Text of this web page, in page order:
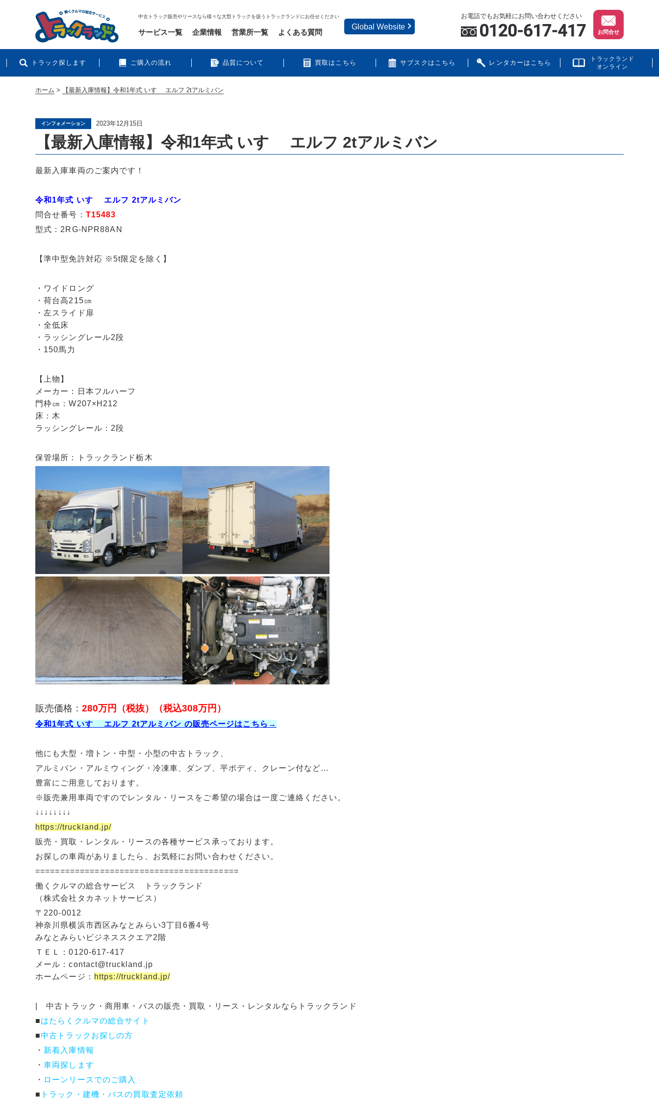
中古トラック販売やリースなら様々な大型トラックを扱うトラックランドにお任せください お電話でもお気軽にお問い合わせください
お問合せ
トラック探します ご購入の流れ 品質について 買取はこちら サブスクはこちら レンタカーはこちら
トラックランド
オンライン
サービス一覧 企業情報 営業所一覧 よくある質問
Global Website
ホーム > 【最新入庫情報】令和1年式 いすゞ エルフ 2tアルミバン
インフォメーション 2023年12月15日
【最新入庫情報】令和1年式 いすゞ エルフ 2tアルミバン
最新入庫車両のご案内です！
令和1年式 いすゞ エルフ 2tアルミバン
問合せ番号： T15483
型式：2RG-NPR88AN
【準中型免許対応 ※5t限定を除く】
・ワイドロング
・荷台高215㎝
・左スライド扉
・全低床
・ラッシングレール2段
・150馬力
【上物】
メーカー：日本フルハーフ
門枠㎝：W207×H212
床：木
ラッシングレール：2段
保管場所：トラックランド栃木
販売価格： 280万円（税抜）（税込308万円）
令和1年式 いすゞ エルフ 2tアルミバン の販売ページはこちら→
他にも大型・増トン・中型・小型の中古トラック、
アルミバン・アルミウィング・冷凍車、ダンプ、平ボディ、クレーン付など…
豊富にご用意しております。
※販売兼用車両ですのでレンタル・リースをご希望の場合は一度ご連絡ください。
↓↓↓↓↓↓↓↓
https://truckland.jp/
販売・買取・レンタル・リースの各種サービス承っております。
お探しの車両がありましたら、お気軽にお問い合わせください。
=========================================
働くクルマの総合サービス トラックランド
（株式会社タカネットサービス）
〒220-0012
神奈川県横浜市西区みなとみらい3丁目6番4号
みなとみらいビジネススクエア2階
ＴＥＬ：0120-617-417
メール：contact@truckland.jp
ホームページ： https://truckland.jp/
| 中古トラック・商用車・バスの販売・買取・リース・レンタルならトラックランド
■はたらくクルマの総合サイト
■中古トラックお探しの方
・ 新着入庫情報
・車両探します
・ ローンリースでのご購入
■ トラック・建機・バスの買取査定依頼